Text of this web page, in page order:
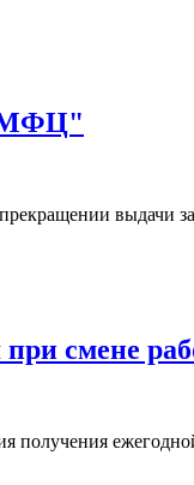
МФЦ"
при смене
получения